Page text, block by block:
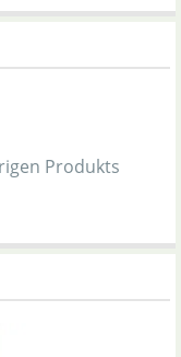
Produkts